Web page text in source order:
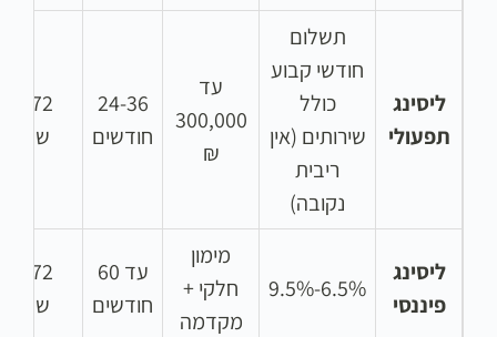
ליסינג
תפעולי
תשלום
חודשי קבוע
כולל
שירותים (אין
ריבית
נקובה)
עד
300,000
₪
24-36
חודשים
24-72
שעות
ליסינג
פיננסי
6.5%-9.5%
מימון
חלקי +
מקדמה
עד 60
חודשים
48-72
שעות